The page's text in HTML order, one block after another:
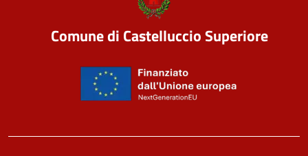
Comune di Castelluccio Superiore